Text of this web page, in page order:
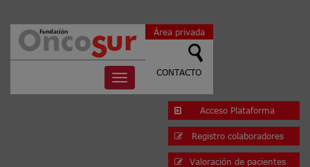
Toggle
navigation
Área privada
CONTACTO
Acceso Plataforma
Registro colaboradores
Valoración de pacientes